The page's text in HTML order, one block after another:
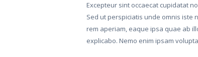
Excepteur sint occaecat cupidatat
Sed ut perspiciatis unde omnis iste
rem aperiam, eaque ipsa quae ab
explicabo. Nemo enim ipsam